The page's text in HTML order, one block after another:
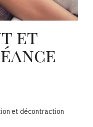
et
et décontraction